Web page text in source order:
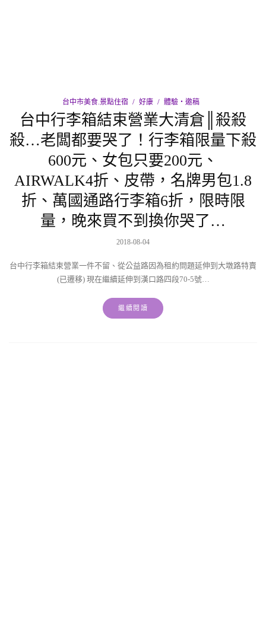
台中市美食.景點住宿 好康 體驗‧邀稿
台中行李箱結束營業大清倉║殺殺
殺…老闆都要哭了！行李箱限量下殺
600元、女包只要200元、
AIRWALK4折、皮帶，名牌男包1.8
折、萬國通路行李箱6折，限時限
量，晚來買不到換你哭了…
2018-08-04
台中行李箱結束營業一件不留、從公益路因為租約問題延伸到大墩路特賣
(已遷移) 現在繼續延伸到漢口路四段70-5號…
繼續閱讀